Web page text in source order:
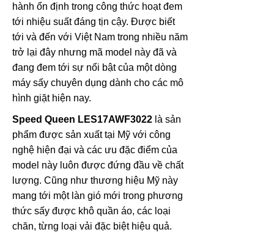
hành ổn định trong công thức hoạt đem
tới nhiệu suất đáng tịn cậy. Được biết
tới và đến với Việt Nam trong nhiều năm
trở lại đây nhưng mã model này đã và
đang đem tới sự nổi bật của một dòng
máy sấy chuyên dụng dành cho các mô
hình giặt hiện nay.
Speed Queen LES17AWF3022 là sản
phẩm được sản xuất tại Mỹ với công
nghệ hiện đại và các ưu đặc điểm của
model này luôn được đứng đầu về chất
lượng. Cũng như thương hiệu Mỹ này
mang tới một làn gió mới trong phương
thức sấy được khô quần áo, các loại
chăn, từng loại vải đặc biệt hiệu quả.